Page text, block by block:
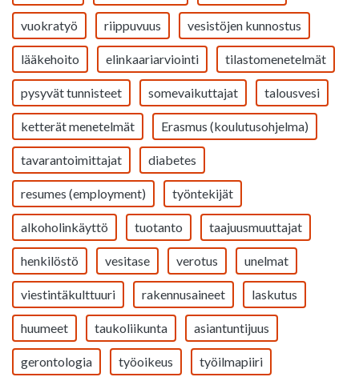
vuokratyö riippuvuus vesistöjen kunnostus
lääkehoito elinkaariarviointi tilastomenetelmät
pysyvät tunnisteet somevaikuttajat talousvesi
ketterät menetelmät Erasmus (koulutusohjelma)
tavarantoimittajat diabetes
resumes (employment) työntekijät
alkoholinkäyttö tuotanto taajuusmuuttajat
henkilöstö vesitase verotus unelmat
viestintäkulttuuri rakennusaineet laskutus
huumeet taukoliikunta asiantuntijuus
gerontologia työoikeus työilmapiiri